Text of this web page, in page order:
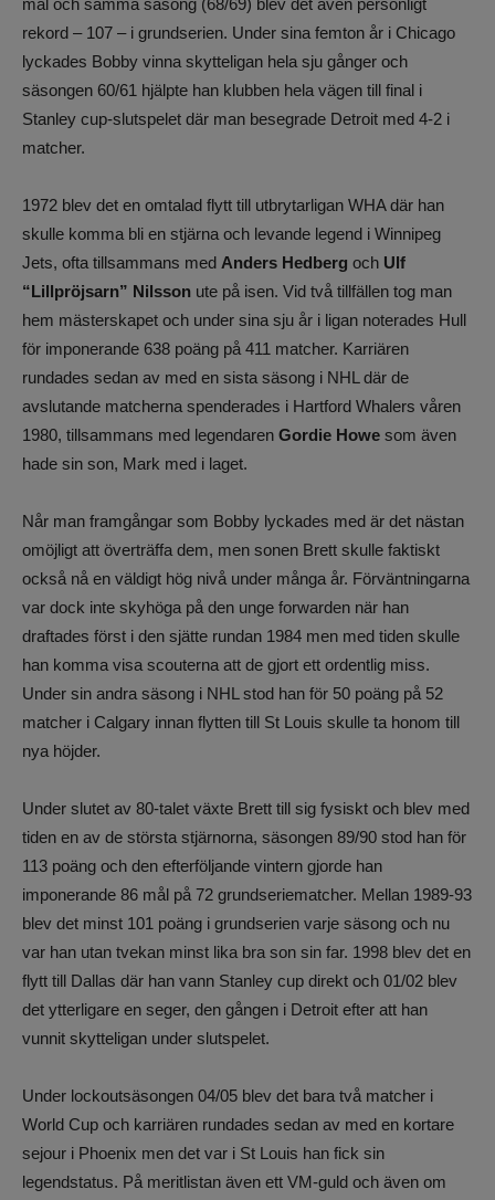
mål och samma säsong (68/69) blev det även personligt
rekord – 107 – i grundserien. Under sina femton år i Chicago
lyckades Bobby vinna skytteligan hela sju gånger och
säsongen 60/61 hjälpte han klubben hela vägen till final i
Stanley cup-slutspelet där man besegrade Detroit med 4-2 i
matcher.
1972 blev det en omtalad flytt till utbrytarligan WHA där han
skulle komma bli en stjärna och levande legend i Winnipeg
Jets, ofta tillsammans med Anders Hedberg och Ulf
“Lillpröjsarn” Nilsson ute på isen. Vid två tillfällen tog man
hem mästerskapet och under sina sju år i ligan noterades Hull
för imponerande 638 poäng på 411 matcher. Karriären
rundades sedan av med en sista säsong i NHL där de
avslutande matcherna spenderades i Hartford Whalers våren
1980, tillsammans med legendaren Gordie Howe som även
hade sin son, Mark med i laget.
Når man framgångar som Bobby lyckades med är det nästan
omöjligt att överträffa dem, men sonen Brett skulle faktiskt
också nå en väldigt hög nivå under många år. Förväntningarna
var dock inte skyhöga på den unge forwarden när han
draftades först i den sjätte rundan 1984 men med tiden skulle
han komma visa scouterna att de gjort ett ordentlig miss.
Under sin andra säsong i NHL stod han för 50 poäng på 52
matcher i Calgary innan flytten till St Louis skulle ta honom till
nya höjder.
Under slutet av 80-talet växte Brett till sig fysiskt och blev med
tiden en av de största stjärnorna, säsongen 89/90 stod han för
113 poäng och den efterföljande vintern gjorde han
imponerande 86 mål på 72 grundseriematcher. Mellan 1989-93
blev det minst 101 poäng i grundserien varje säsong och nu
var han utan tvekan minst lika bra son sin far. 1998 blev det en
flytt till Dallas där han vann Stanley cup direkt och 01/02 blev
det ytterligare en seger, den gången i Detroit efter att han
vunnit skytteligan under slutspelet.
Under lockoutsäsongen 04/05 blev det bara två matcher i
World Cup och karriären rundades sedan av med en kortare
sejour i Phoenix men det var i St Louis han fick sin
legendstatus. På meritlistan även ett VM-guld och även om